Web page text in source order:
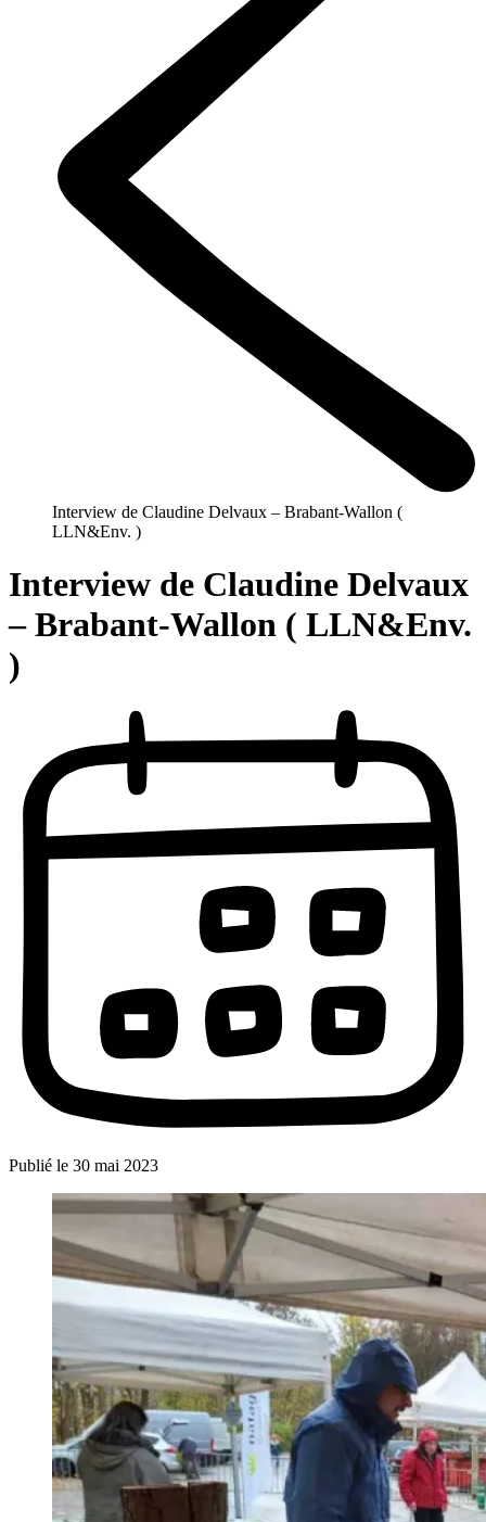
Interview de Claudine Delvaux – Brabant-Wallon (
LLN&Env. )
Interview de Claudine Delvaux
– Brabant-Wallon ( LLN&Env.
)
Publié le 30 mai 2023